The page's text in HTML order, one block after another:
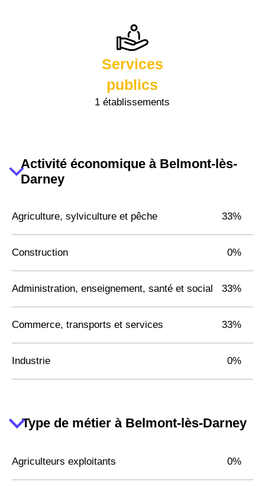
Services
publics
1 établissements
Activité économique à Belmont-lès-
Darney
Agriculture, sylviculture et pêche 33%
Construction 0%
Administration, enseignement, santé et social 33%
Commerce, transports et services 33%
Industrie 0%
Type de métier à Belmont-lès-Darney
Agriculteurs exploitants 0%